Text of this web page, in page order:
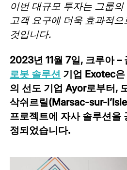
이번 대규모 투자는 그룹
고객 요구에 더욱 효과적
것입니다.
2023년 11월 7일, 크루아 –
로봇 솔루션 기업 Exotec
의 선도 기업 Ayor로부터,
삭쉬르릴(Marsac-sur-
프로젝트에 자사 솔루션을
정되었습니다.